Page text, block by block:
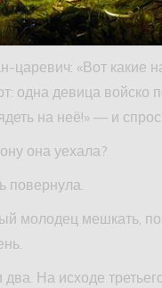
царевич: «Вот какие
одна девица войско
на неё!» — и
она уехала?
повернула.
молодец мешкать,
два. На исходе